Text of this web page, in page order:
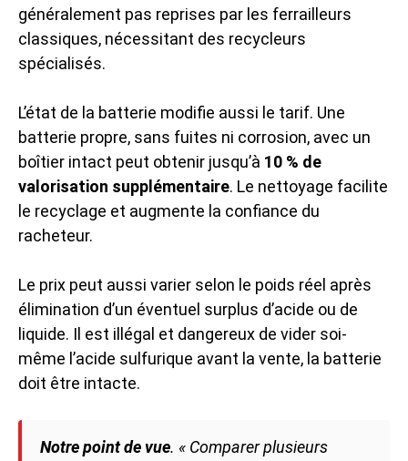
généralement pas reprises par les ferrailleurs
classiques, nécessitant des recycleurs
spécialisés.
L’état de la batterie modifie aussi le tarif. Une
batterie propre, sans fuites ni corrosion, avec un
boîtier intact peut obtenir jusqu’à 10 % de
valorisation supplémentaire. Le nettoyage facilite
le recyclage et augmente la confiance du
racheteur.
Le prix peut aussi varier selon le poids réel après
élimination d’un éventuel surplus d’acide ou de
liquide. Il est illégal et dangereux de vider soi-
même l’acide sulfurique avant la vente, la batterie
doit être intacte.
Notre point de vue. « Comparer plusieurs